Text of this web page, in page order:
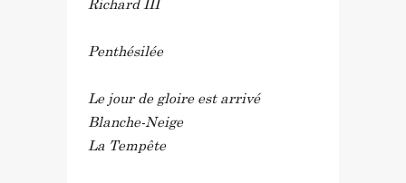
Richard III
Penthésilée
Le jour de gloire est arrivé
Blanche-Neige
La Tempête